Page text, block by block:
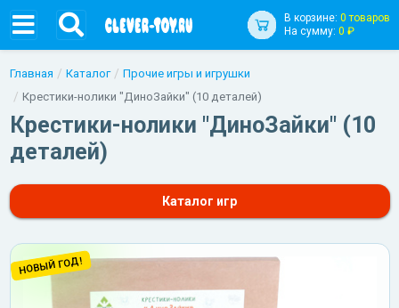
В корзине: 0 товаров
На сумму: 0 ₽
Главная Каталог
Прочие игры и игрушки
Крестики-нолики "ДиноЗайки" (10 деталей)
Крестики-нолики "ДиноЗайки" (10
деталей)
Каталог игр
НОВЫЙ ГОД!